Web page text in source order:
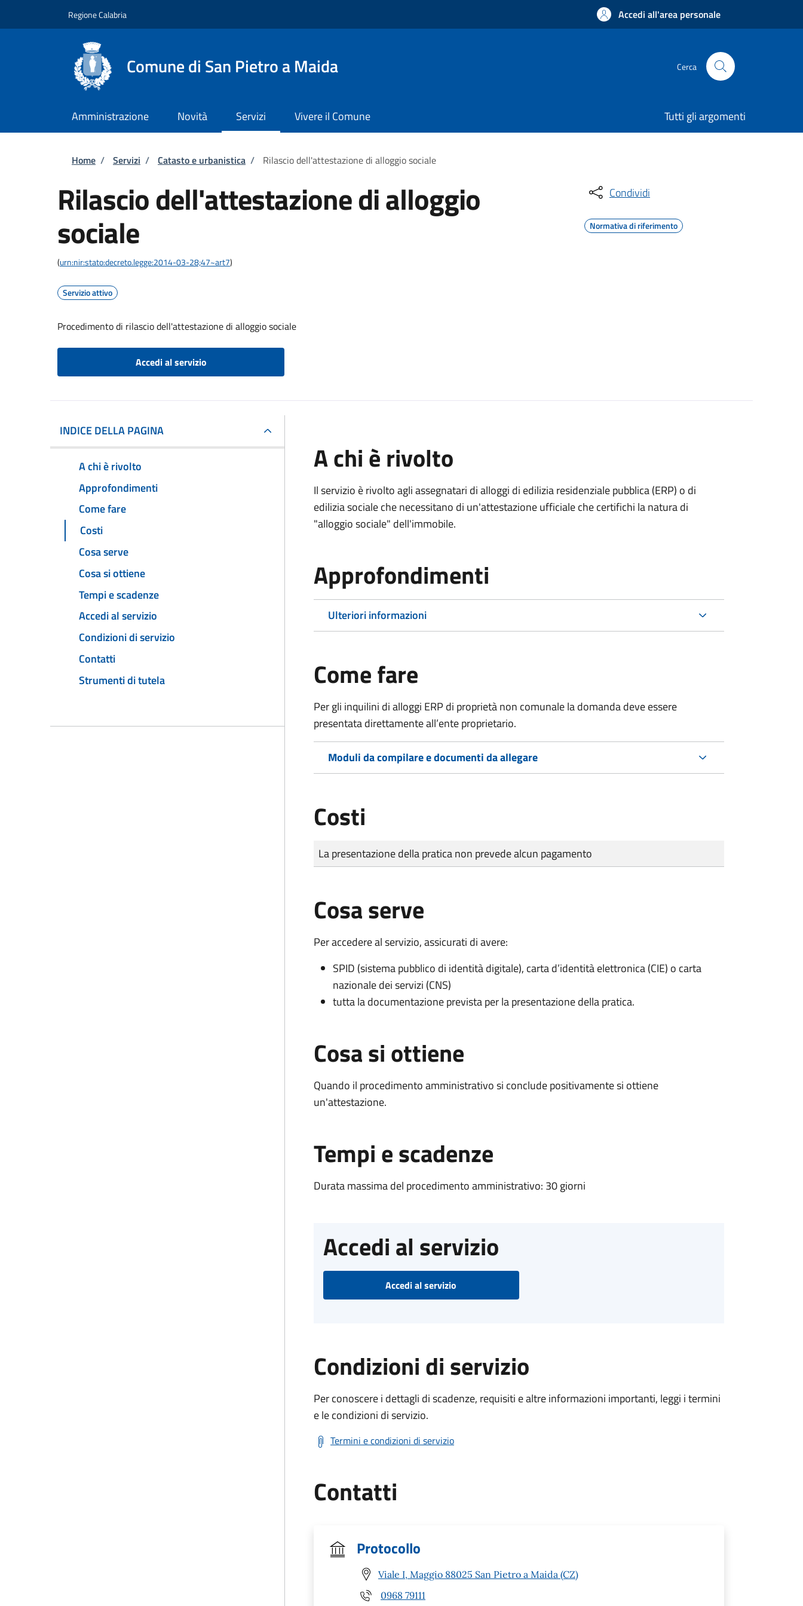
Regione Calabria Accedi all'area personale
Comune di San Pietro a Maida Cerca
Amministrazione Novità Servizi Vivere il Comune Tutti gli argomenti
Briciole di pane
Home / Servizi / Catasto e urbanistica / Rilascio dell'attestazione di alloggio sociale
Rilascio dell'attestazione di alloggio
sociale
(urn:nir:stato:decreto.legge:2014-03-28;47~art7)
Servizio attivo
Procedimento di rilascio dell'attestazione di alloggio sociale
Accedi al servizio
Condividi
Normativa di riferimento
INDICE DELLA PAGINA
A chi è rivolto
Approfondimenti
Come fare
Costi
Cosa serve
Cosa si ottiene
Tempi e scadenze
Accedi al servizio
Condizioni di servizio
Contatti
Strumenti di tutela
A chi è rivolto
Il servizio è rivolto agli assegnatari di alloggi di edilizia residenziale pubblica (ERP) o di
edilizia sociale che necessitano di un'attestazione ufficiale che certifichi la natura di
"alloggio sociale" dell'immobile.
Approfondimenti
Ulteriori informazioni
Come fare
Per gli inquilini di alloggi ERP di proprietà non comunale la domanda deve essere
presentata direttamente all’ente proprietario.
Moduli da compilare e documenti da allegare
Costi
Tipo di pagamento
Importo
La presentazione della pratica non prevede alcun pagamento
Cosa serve
Per accedere al servizio, assicurati di avere:
SPID (sistema pubblico di identità digitale), carta d’identità elettronica (CIE) o carta
nazionale dei servizi (CNS)
tutta la documentazione prevista per la presentazione della pratica.
Cosa si ottiene
Quando il procedimento amministrativo si conclude positivamente si ottiene
un'attestazione.
Tempi e scadenze
Durata massima del procedimento amministrativo: 30 giorni
Accedi al servizio
Accedi al servizio
Condizioni di servizio
Per conoscere i dettagli di scadenze, requisiti e altre informazioni importanti, leggi i termini
e le condizioni di servizio.
Termini e condizioni di servizio
Contatti
Protocollo
Viale I, Maggio 88025 San Pietro a Maida (CZ)
0968 79111